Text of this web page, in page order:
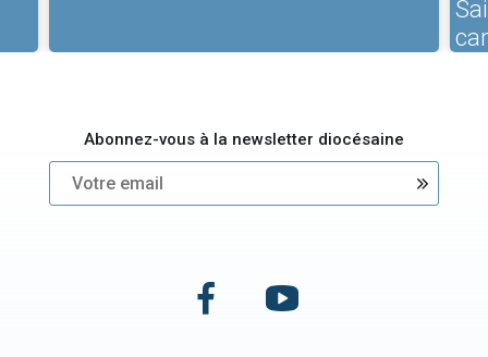
Abonnez-vous à la newsletter diocésaine